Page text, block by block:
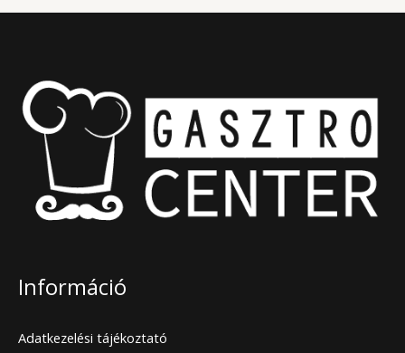
Információ
Adatkezelési tájékoztató